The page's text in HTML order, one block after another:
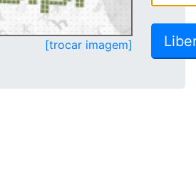
[trocar imagem]